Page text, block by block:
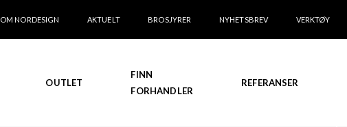
OM NORDESIGN AKTUELT BROSJYRER NYHETSBREV VERKTØY
OUTLET
FINN
FORHANDLER
REFERANSER